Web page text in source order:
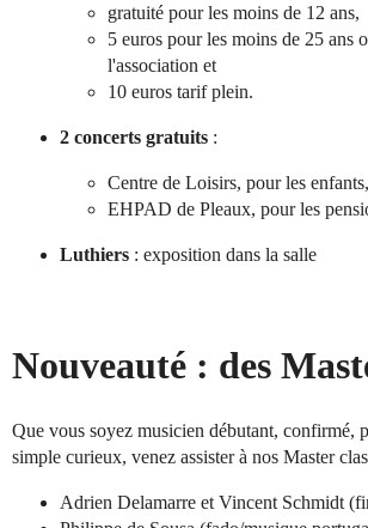
gratuité pour les moins de 12 ans,
5 euros pour les moins de 25 ans
l'association et
10 euros tarif plein.
2 concerts gratuits :
Centre de Loisirs, pour les
EHPAD de Pleaux, pour les
Luthiers : exposition dans la salle
Nouveauté : des
Que vous soyez musicien débutant, confirmé,
simple curieux, venez assister à nos Master
Adrien Delamarre et Vincent Schmidt